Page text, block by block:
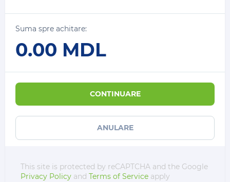
Suma spre achitare:
0.00 MDL
CONTINUARE
ANULARE
This site is protected by reCAPTCHA and the Google
Privacy Policy and Terms of Service apply